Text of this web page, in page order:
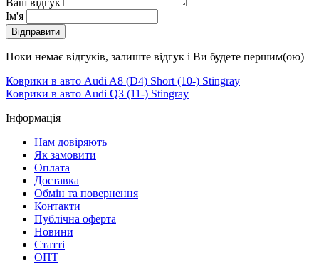
Ім'я
Відправити
Поки немає відгуків, залиште відгук і Ви будете першим(ою)
Коврики в авто Audi A8 (D4) Short (10-) Stingray
Коврики в авто Audi Q3 (11-) Stingray
Інформація
Нам довіряють
Як замовити
Оплата
Доставка
Обмін та повернення
Контакти
Публічна оферта
Новини
Статті
ОПТ